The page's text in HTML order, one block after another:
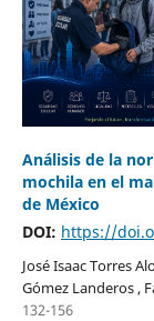
Análisis de la
mochila en el
de México
DOI: https://
José Isaac Torres
Gómez Landeros ,
132-156